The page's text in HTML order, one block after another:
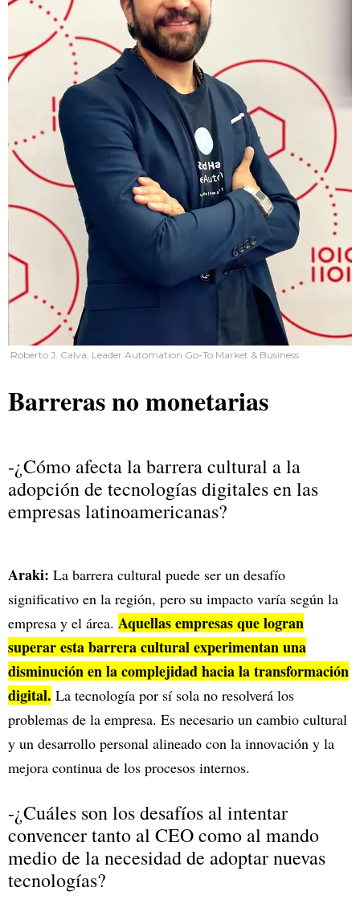
Roberto J. Calva, Leader Automation Go-To Market & Business
Barreras no monetarias
-¿Cómo afecta la barrera cultural a la
adopción de tecnologías digitales en las
empresas latinoamericanas?
Araki: La barrera cultural puede ser un desafío
significativo en la región, pero su impacto varía según la
empresa y el área. Aquellas empresas que logran
superar esta barrera cultural experimentan una
disminución en la complejidad hacia la transformación
digital. La tecnología por sí sola no resolverá los
problemas de la empresa. Es necesario un cambio cultural
y un desarrollo personal alineado con la innovación y la
mejora continua de los procesos internos.
-¿Cuáles son los desafíos al intentar
convencer tanto al CEO como al mando
medio de la necesidad de adoptar nuevas
tecnologías?